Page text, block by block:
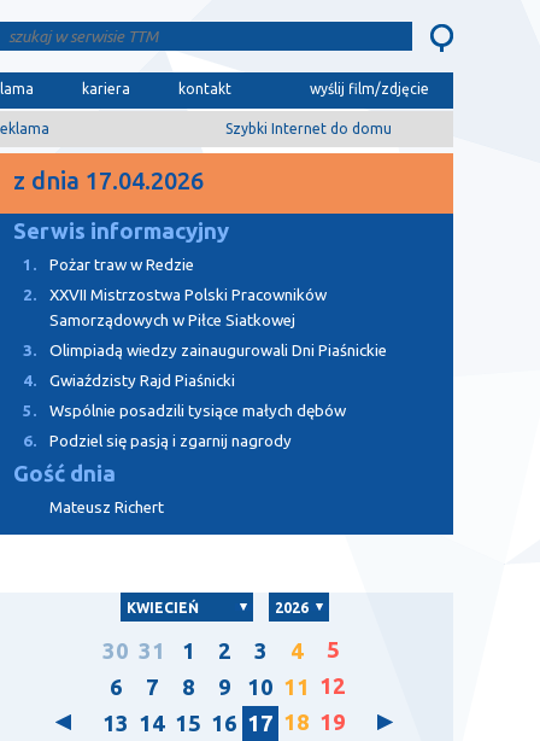
kariera kontakt wyślij film/zdjęcie
Szybki Internet do domu
z dnia 17.04.2026
Serwis informacyjny
1.
Pożar traw w Redzie
2.
XXVII Mistrzostwa Polski Pracowników
Samorządowych w Piłce Siatkowej
3.
Olimpiadą wiedzy zainaugurowali Dni Piaśnickie
4.
Gwiaździsty Rajd Piaśnicki
5.
Wspólnie posadzili tysiące małych dębów
6.
Podziel się pasją i zgarnij nagrody
Gość dnia
Mateusz Richert
KWIECIEŃ 2026
30 31 1 2 3 4
5
6
7 8 9 10 11 12
13 14 15 16 17 18 19